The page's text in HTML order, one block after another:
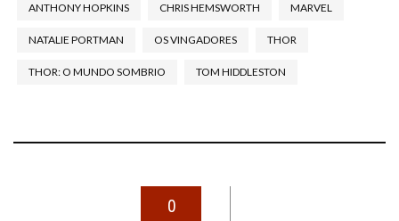
ANTHONY HOPKINS CHRIS HEMSWORTH MARVEL
NATALIE PORTMAN OS VINGADORES THOR
THOR: O MUNDO SOMBRIO TOM HIDDLESTON
0